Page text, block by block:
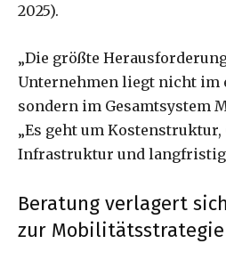
2025).
„Die größte
Unternehmen liegt nicht im
sondern im Gesamtsystem
„Es geht um
Infrastruktur und
Beratung verlagert
zur Mobilitätsstrategie